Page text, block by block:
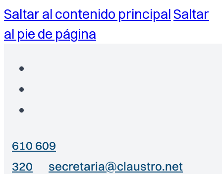
Saltar al contenido principalSaltar
al pie de página
610 609
320
secretaria@claustro.net